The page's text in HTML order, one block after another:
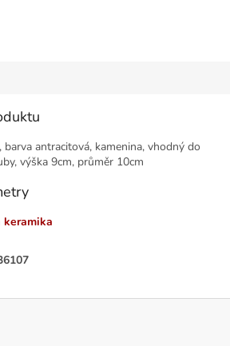
barva antracitová, kamenina, vhodný do
výška 9cm, průměr 10cm
keramika